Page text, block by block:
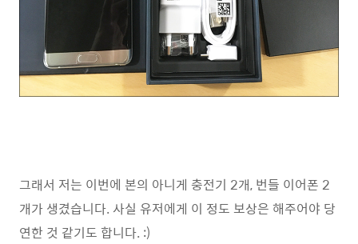
그래서 저는 이번에 본의 아니게 충전기 2개, 번들 이어폰 2
개가 생겼습니다. 사실 유저에게 이 정도 보상은 해주어야 당
연한 것 같기도 합니다. :)